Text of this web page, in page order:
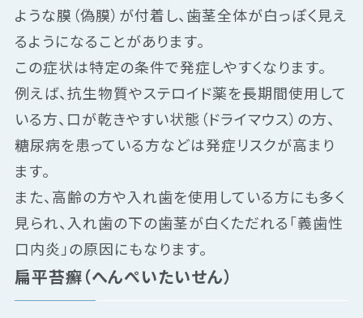
ような膜（偽膜）が付着し、歯茎全体が白っぽく見え
るようになることがあります。
この症状は特定の条件で発症しやすくなります。
例えば、抗生物質やステロイド薬を長期間使用して
いる方、口が乾きやすい状態（ドライマウス）の方、
糖尿病を患っている方などは発症リスクが高まり
ます。
また、高齢の方や入れ歯を使用している方にも多く
見られ、入れ歯の下の歯茎が白くただれる「義歯性
口内炎」の原因にもなります。
扁平苔癬（へんぺいたいせん）